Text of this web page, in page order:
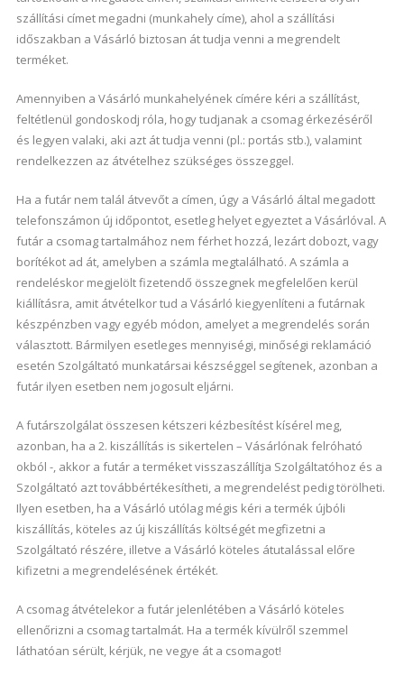
szállítási címet megadni (munkahely címe), ahol a szállítási
időszakban a Vásárló biztosan át tudja venni a megrendelt
terméket.
Amennyiben a Vásárló munkahelyének címére kéri a szállítást,
feltétlenül gondoskodj róla, hogy tudjanak a csomag érkezéséről
és legyen valaki, aki azt át tudja venni (pl.: portás stb.), valamint
rendelkezzen az átvételhez szükséges összeggel.
Ha a futár nem talál átvevőt a címen, úgy a Vásárló által megadott
telefonszámon új időpontot, esetleg helyet egyeztet a Vásárlóval. A
futár a csomag tartalmához nem férhet hozzá, lezárt dobozt, vagy
borítékot ad át, amelyben a számla megtalálható. A számla a
rendeléskor megjelölt fizetendő összegnek megfelelően kerül
kiállításra, amit átvételkor tud a Vásárló kiegyenlíteni a futárnak
készpénzben vagy egyéb módon, amelyet a megrendelés során
választott. Bármilyen esetleges mennyiségi, minőségi reklamáció
esetén Szolgáltató munkatársai készséggel segítenek, azonban a
futár ilyen esetben nem jogosult eljárni.
A futárszolgálat összesen kétszeri kézbesítést kísérel meg,
azonban, ha a 2. kiszállítás is sikertelen – Vásárlónak felróható
okból -, akkor a futár a terméket visszaszállítja Szolgáltatóhoz és a
Szolgáltató azt továbbértékesítheti, a megrendelést pedig törölheti.
Ilyen esetben, ha a Vásárló utólag mégis kéri a termék újbóli
kiszállítás, köteles az új kiszállítás költségét megfizetni a
Szolgáltató részére, illetve a Vásárló köteles átutalással előre
kifizetni a megrendelésének értékét.
A csomag átvételekor a futár jelenlétében a Vásárló köteles
ellenőrizni a csomag tartalmát. Ha a termék kívülről szemmel
láthatóan sérült, kérjük, ne vegye át a csomagot!